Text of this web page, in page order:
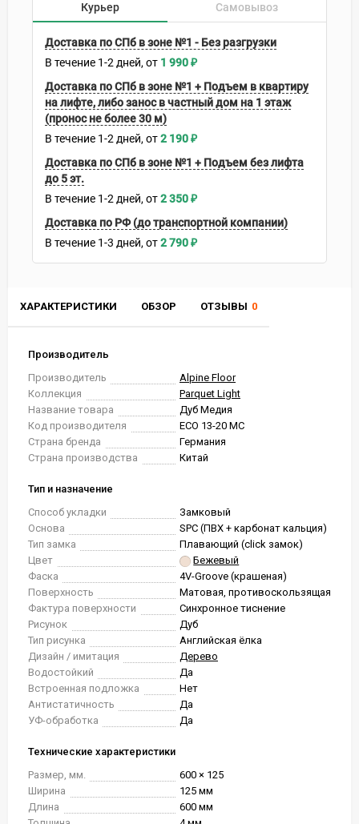
ХАРАКТЕРИСТИКИ ОБЗОР ОТЗЫВЫ 0
Производитель
Производитель
Alpine Floor
Коллекция
Parquet Light
Название товара
Дуб Медия
Код производителя
ЕСО 13-20 MC
Страна бренда
Германия
Страна производства
Китай
Тип и назначение
Способ укладки
Замковый
Основа
SPC (ПВХ + карбонат кальция)
Тип замка
Плавающий (click замок)
Цвет
Бежевый
Фаска
4V-Groove (крашеная)
Поверхность
Матовая, противоскользящая
Фактура поверхности
Синхронное тиснение
Рисунок
Дуб
Тип рисунка
Английская ёлка
Дизайн / имитация
Дерево
Водостойкий
Да
Встроенная подложка
Нет
Антистатичность
Да
УФ-обработка
Да
Технические характеристики
Размер, мм.
600 × 125
Ширина
125 мм
Длина
600 мм
Курьер Самовывоз
Доставка по СПб в зоне №1 - Без разгрузки
В течение 1-2 дней 1 990₽
Доставка по СПб в зоне №1 + Подъем в квартиру
на лифте, либо занос в частный дом на 1 этаж
(пронос не более 30 м)
В течение 1-2 дней 2 190₽
Доставка по СПб в зоне №1 + Подъем без лифта
до 5 эт.
В течение 1-2 дней 2 350₽
Доставка по РФ (до транспортной компании)
В течение 1-3 дней 2 790₽